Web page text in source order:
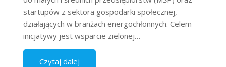
startupów z sektora gospodarki społecznej,
działających w branżach energochłonnych. Celem
inicjatywy jest wsparcie zielonej…
Czytaj dalej